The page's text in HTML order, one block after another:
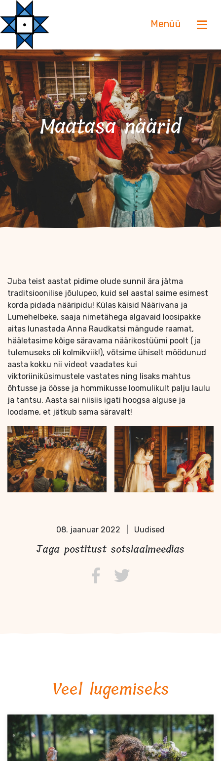
Menüü
Maatasa näärid
Juba teist aastat pidime olude sunnil ära jätma
traditsioonilise jõulupeo, kuid sel aastal saime esimest
korda pidada nääripidu! Külas käisid Näärivana ja
Lumehelbeke, saaja nimetähega algavaid loosipakke
aitas lunastada Anna Raudkatsi mängude raamat,
hääletasime kõige säravama näärikostüümi poolt (ja
tulemuseks oli kolmikviik!), võtsime ühiselt möödunud
aasta kokku nii videot vaadates kui
viktoriiniküsimustele vastates ning lisaks mahtus
õhtusse ja öösse ja hommikusse loomulikult palju laulu
ja tantsu. Aasta sai niisiis igati hoogsa alguse ja
loodame, et jätkub sama säravalt!
08. jaanuar 2022 Uudised
Jaga postitust sotsiaalmeedias
Veel lugemiseks